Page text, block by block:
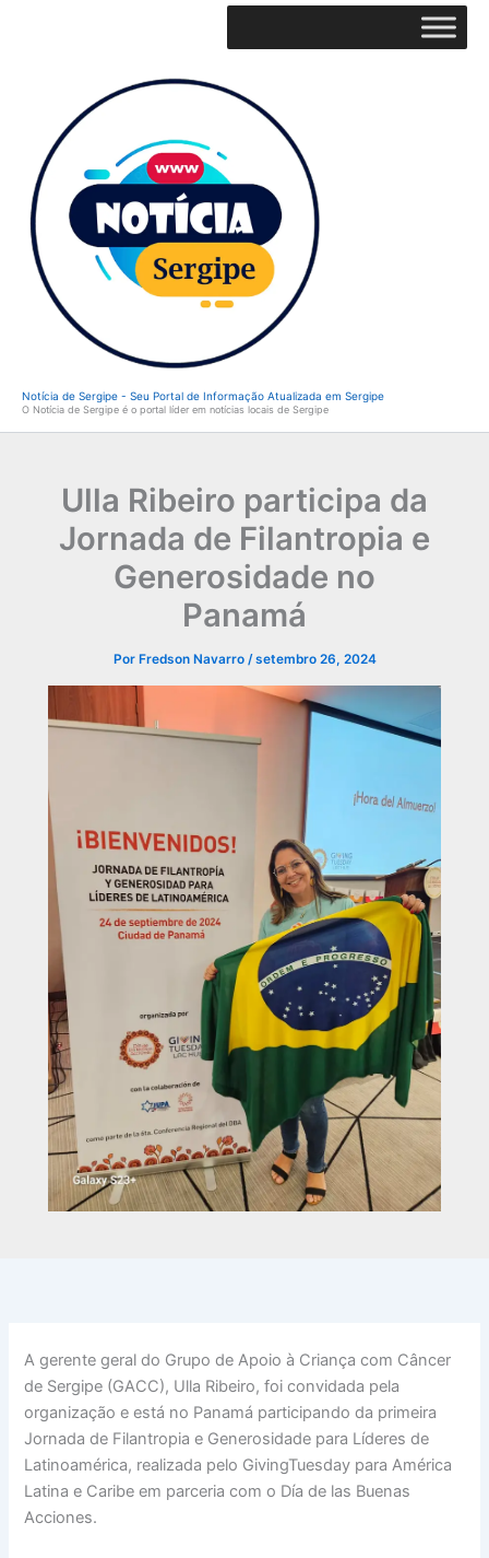
Notícia de Sergipe - Seu Portal de Informação Atualizada em Sergipe
O Notícia de Sergipe é o portal líder em notícias locais de Sergipe
Ulla Ribeiro participa da
Jornada de Filantropia e
Generosidade no
Panamá
Por Fredson Navarro /setembro 26, 2024
A gerente geral do Grupo de Apoio à Criança com Câncer
de Sergipe (GACC), Ulla Ribeiro, foi convidada pela
organização e está no Panamá participando da primeira
Jornada de Filantropia e Generosidade para Líderes de
Latinoamérica, realizada pelo GivingTuesday para América
Latina e Caribe em parceria com o Día de las Buenas
Acciones.